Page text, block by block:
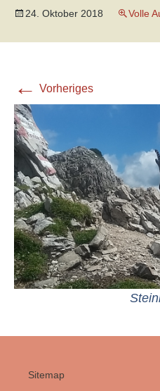
24. Oktober 2018 Volle
← Vorheriges
Sitemap